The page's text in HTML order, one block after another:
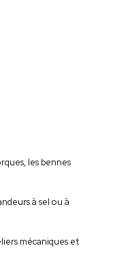
les bennes
à sel ou à
mécaniques et